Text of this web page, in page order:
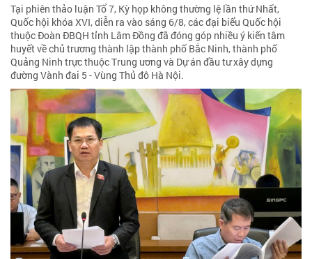
Tại phiên thảo luận Tổ 7, Kỳ họp không thường lệ lần thứ Nhất,
Quốc hội khóa XVI, diễn ra vào sáng 6/8, các đại biểu Quốc hội
thuộc Đoàn ĐBQH tỉnh Lâm Đồng đã đóng góp nhiều ý kiến tâm
huyết về chủ trương thành lập thành phố Bắc Ninh, thành phố
Quảng Ninh trực thuộc Trung ương và Dự án đầu tư xây dựng
đường Vành đai 5 - Vùng Thủ đô Hà Nội.